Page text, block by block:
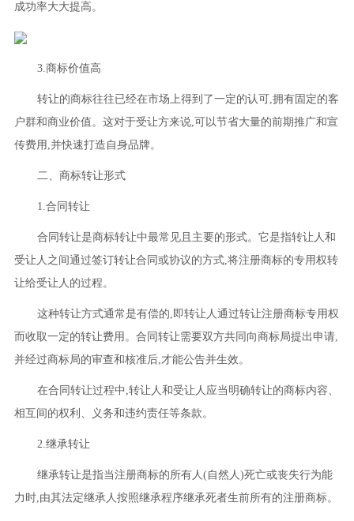
成功率大大提高。
3.商标价值高
转让的商标往往已经在市场上得到了一定的认可,拥有固定的客
户群和商业价值。这对于受让方来说,可以节省大量的前期推广和宣
传费用,并快速打造自身品牌。
二、商标转让形式
1.合同转让
合同转让是商标转让中最常见且主要的形式。它是指转让人和
受让人之间通过签订转让合同或协议的方式,将注册商标的专用权转
让给受让人的过程。
这种转让方式通常是有偿的,即转让人通过转让注册商标专用权
而收取一定的转让费用。合同转让需要双方共同向商标局提出申请,
并经过商标局的审查和核准后,才能公告并生效。
在合同转让过程中,转让人和受让人应当明确转让的商标内容、
相互间的权利、义务和违约责任等条款。
2.继承转让
继承转让是指当注册商标的所有人(自然人)死亡或丧失行为能
力时,由其法定继承人按照继承程序继承死者生前所有的注册商标。